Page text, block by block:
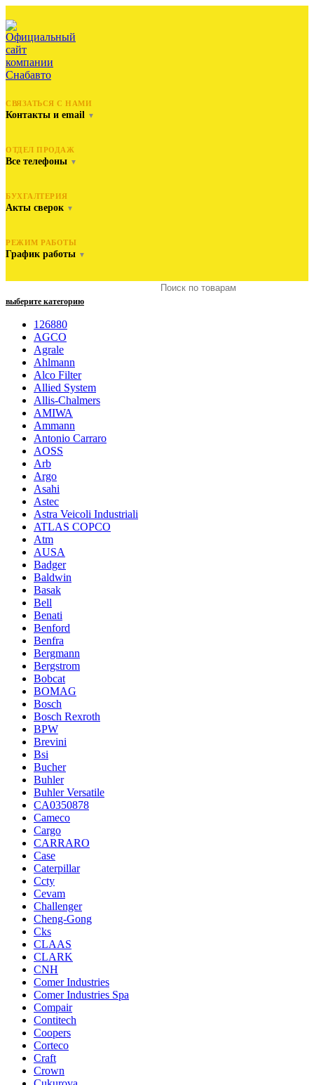
СВЯЗАТЬСЯ С НАМИ
Контакты и email ▼
ОТДЕЛ ПРОДАЖ
Все телефоны ▼
БУХГАЛТЕРИЯ
Акты сверок ▼
РЕЖИМ РАБОТЫ
График работы ▼
выберите категорию
126880
AGCO
Agrale
Ahlmann
Alco Filter
Allied System
Allis-Chalmers
AMIWA
Ammann
Antonio Carraro
AOSS
Arb
Argo
Asahi
Astec
Astra Veicoli Industriali
ATLAS COPCO
Atm
AUSA
Badger
Baldwin
Basak
Bell
Benati
Benford
Benfra
Bergmann
Bergstrom
Bobcat
BOMAG
Bosch
Bosch Rexroth
BPW
Brevini
Bsi
Bucher
Buhler
Buhler Versatile
CA0350878
Cameco
Cargo
CARRARO
Case
Caterpillar
Ccty
Cevam
Challenger
Cheng-Gong
Cks
CLAAS
CLARK
CNH
Comer Industries
Comer Industries Spa
Compair
Contitech
Coopers
Corteco
Craft
Crown